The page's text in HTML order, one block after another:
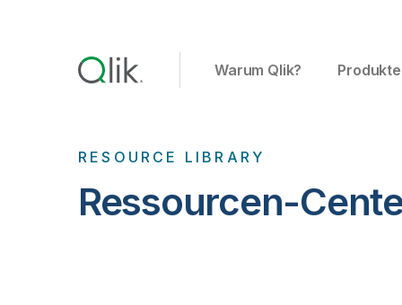
Warum Qlik? Produkte
RESOURCE LIBRARY
Ressourcen-